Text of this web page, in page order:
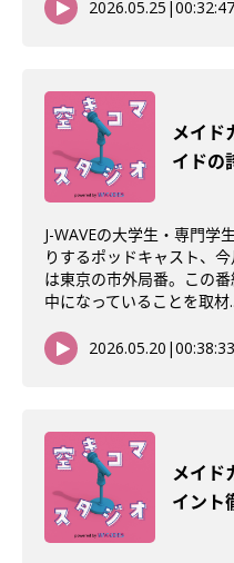
2026.05.25 |00:32:47
メイド
イドの
J-WAVEの大学生・専門学
りするポッドキャスト、
は東京の市外局番。この
中になっていることを取材
2026.05.20 |00:38:33
メイド
イント